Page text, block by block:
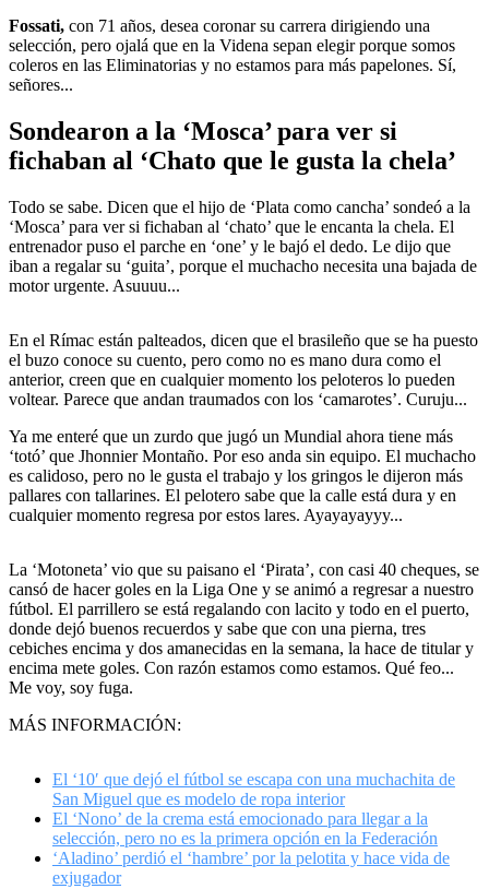
Fossati, con 71 años, desea coronar su carrera dirigiendo una
selección, pero ojalá que en la Videna sepan elegir porque somos
coleros en las Eliminatorias y no estamos para más papelones. Sí,
señores...
Sondearon a la ‘Mosca’ para ver si
fichaban al ‘Chato que le gusta la chela’
Todo se sabe. Dicen que el hijo de ‘Plata como cancha’ sondeó a la
‘Mosca’ para ver si fichaban al ‘chato’ que le encanta la chela. El
entrenador puso el parche en ‘one’ y le bajó el dedo. Le dijo que
iban a regalar su ‘guita’, porque el muchacho necesita una bajada de
motor urgente. Asuuuu...
En el Rímac están palteados, dicen que el brasileño que se ha puesto
el buzo conoce su cuento, pero como no es mano dura como el
anterior, creen que en cualquier momento los peloteros lo pueden
voltear. Parece que andan traumados con los ‘camarotes’. Curuju...
Ya me enteré que un zurdo que jugó un Mundial ahora tiene más
‘totó’ que Jhonnier Montaño. Por eso anda sin equipo. El muchacho
es calidoso, pero no le gusta el trabajo y los gringos le dijeron más
pallares con tallarines. El pelotero sabe que la calle está dura y en
cualquier momento regresa por estos lares. Ayayayayyy...
La ‘Motoneta’ vio que su paisano el ‘Pirata’, con casi 40 cheques, se
cansó de hacer goles en la Liga One y se animó a regresar a nuestro
fútbol. El parrillero se está regalando con lacito y todo en el puerto,
donde dejó buenos recuerdos y sabe que con una pierna, tres
cebiches encima y dos amanecidas en la semana, la hace de titular y
encima mete goles. Con razón estamos como estamos. Qué feo...
Me voy, soy fuga.
MÁS INFORMACIÓN:
El ‘10′ que dejó el fútbol se escapa con una muchachita de
San Miguel que es modelo de ropa interior
El ‘Nono’ de la crema está emocionado para llegar a la
selección, pero no es la primera opción en la Federación
‘Aladino’ perdió el ‘hambre’ por la pelotita y hace vida de
exjugador